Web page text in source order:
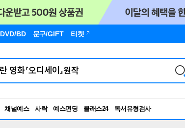
DVD/BD 문구/GIFT 티켓
채널예스 사락 예스펀딩 클래스24
독서유형검사
RBTI Lab